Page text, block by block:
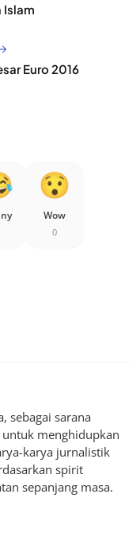
Islam
Euro 2016
Wow
0
sebagai sarana
menghidupkan
karya jurnalistik
spirit
sepanjang masa.